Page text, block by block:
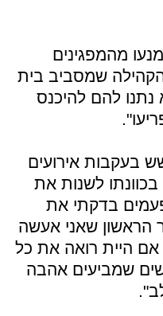
מהמפגינים
שמסביב בית
להם להיכנס
בעקבות אירועים
בכוונתו לשנות את
בדקתי את
הראשון שאני אעשה
אם היית רואה את כל
שמביעים אהבה